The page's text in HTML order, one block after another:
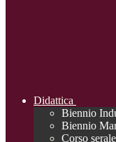
Didattica
Biennio
Biennio
Corso